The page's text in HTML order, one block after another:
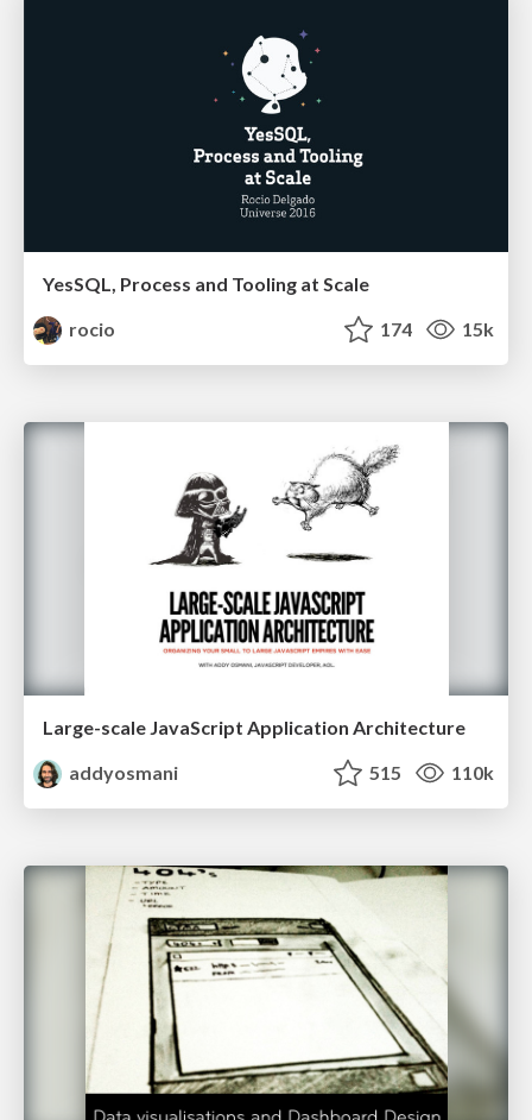
YesSQL, Process and Tooling at Scale
rocio
174 15k
Large-scale JavaScript Application Architecture
addyosmani
515 110k